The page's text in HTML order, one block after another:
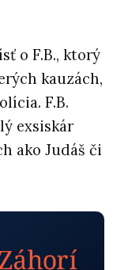
o F.B., ktorý
kauzách,
F.B.
exsiskár
ako Judáš či